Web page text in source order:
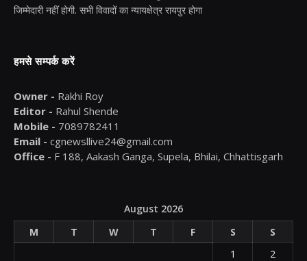
जिम्मेदारी नहीं होगी. सभी विवादों का न्यायक्षेत्र रायपुर होगा
हमसे सम्पर्क करें
Owner - Rakhi Roy
Editor - Rahul Shende
Mobile - 7089782411
Email - cgnewsllive24@gmail.com
Office - F 188, Aakash Ganga, Supela, Bhilai, Chhattisgarh
August 2026
M
T W T F S
S
1
2